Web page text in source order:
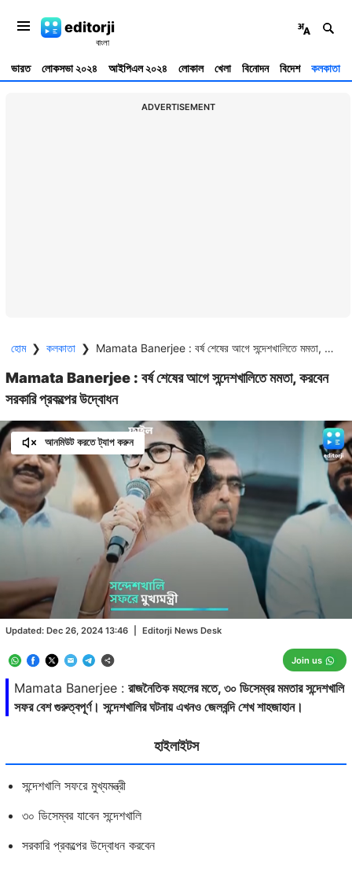
editorji
ভারত লোকসভা ২০২৪ আইপিএল ২০২৪ লোকাল খেলা বিনোদন বিদেশ কলকাতা
ADVERTISEMENT
হোম ❯ কলকাতা ❯ Mamata Banerjee : বর্ষ শেষের আগে সন্দেশখালিতে মমতা, করবেন সরকারি প্রকল্পের উদ্বোধন
Mamata Banerjee : বর্ষ শেষের আগে সন্দেশখালিতে মমতা, করবেন
সরকারি প্রকল্পের উদ্বোধন
Mamata Banerjee : রাজনৈতিক মহলের মতে, ৩০ ডিসেম্বর মমতার সন্দেশখালি
সফর বেশ গুরুত্বপূর্ণ। সন্দেশখালির ঘটনায় এখনও জেলবন্দি শেখ শাহজাহান।
Updated: Dec 26, 2024 13:46 Editorji News Desk
Join us
আনমিউট করতে ট্যাপ করুন
Unmute
/
Loaded:
59.58%
হাইলাইটস
সন্দেশখালি সফরে মুখ্যমন্ত্রী
৩০ ডিসেম্বর যাবেন সন্দেশখালি
সরকারি প্রকল্পের উদ্বোধন করবেন